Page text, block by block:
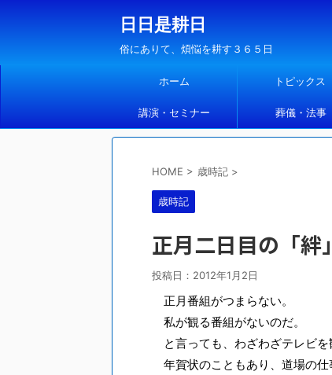
日日是耕日
俗にありて、煩悩を耕す３６５日
ホーム トピックス
講演・セミナー 葬儀・法事
HOME > 歳時記 >
歳時記
正月二日目の「絆」
投稿日： 2012年1月2日
正月番組がつまらない。
私が観る番組がないのだ。
と言っても、わざわざテレビを
年賀状のこともあり、道場の